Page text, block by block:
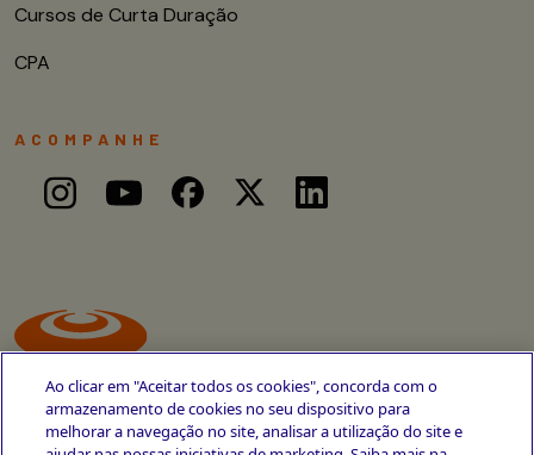
Cursos de Curta Duração
CPA
ACOMPANHE
Ao clicar em "Aceitar todos os cookies", concorda com o
armazenamento de cookies no seu dispositivo para
melhorar a navegação no site, analisar a utilização do site e